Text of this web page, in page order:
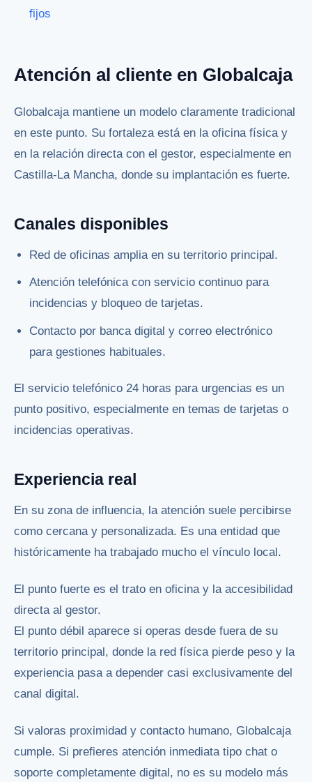
fijos
Atención al cliente en Globalcaja
Globalcaja mantiene un modelo claramente tradicional
en este punto. Su fortaleza está en la oficina física y
en la relación directa con el gestor, especialmente en
Castilla-La Mancha, donde su implantación es fuerte.
Canales disponibles
Red de oficinas amplia en su territorio principal.
Atención telefónica con servicio continuo para
incidencias y bloqueo de tarjetas.
Contacto por banca digital y correo electrónico
para gestiones habituales.
El servicio telefónico 24 horas para urgencias es un
punto positivo, especialmente en temas de tarjetas o
incidencias operativas.
Experiencia real
En su zona de influencia, la atención suele percibirse
como cercana y personalizada. Es una entidad que
históricamente ha trabajado mucho el vínculo local.
El punto fuerte es el trato en oficina y la accesibilidad
directa al gestor.
El punto débil aparece si operas desde fuera de su
territorio principal, donde la red física pierde peso y la
experiencia pasa a depender casi exclusivamente del
canal digital.
Si valoras proximidad y contacto humano, Globalcaja
cumple. Si prefieres atención inmediata tipo chat o
soporte completamente digital, no es su modelo más